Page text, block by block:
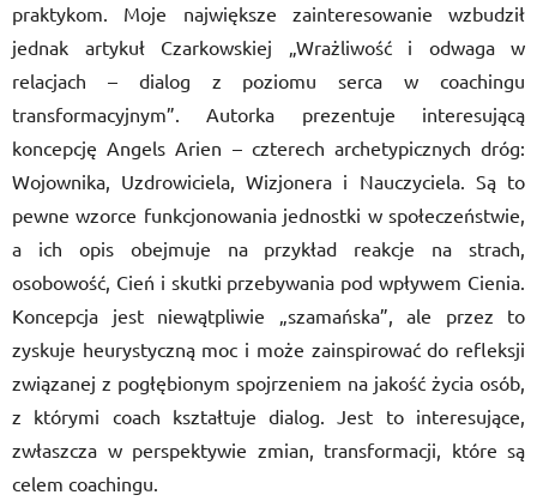
praktykom. Moje największe zainteresowanie wzbudził
jednak artykuł Czarkowskiej „Wrażliwość i odwaga w
relacjach – dialog z poziomu serca w coachingu
transformacyjnym”. Autorka prezentuje interesującą
koncepcję Angels Arien – czterech archetypicznych dróg:
Wojownika, Uzdrowiciela, Wizjonera i Nauczyciela. Są to
pewne wzorce funkcjonowania jednostki w społeczeństwie,
a ich opis obejmuje na przykład reakcje na strach,
osobowość, Cień i skutki przebywania pod wpływem Cienia.
Koncepcja jest niewątpliwie „szamańska”, ale przez to
zyskuje heurystyczną moc i może zainspirować do refleksji
związanej z pogłębionym spojrzeniem na jakość życia osób,
z którymi coach kształtuje dialog. Jest to interesujące,
zwłaszcza w perspektywie zmian, transformacji, które są
celem coachingu.